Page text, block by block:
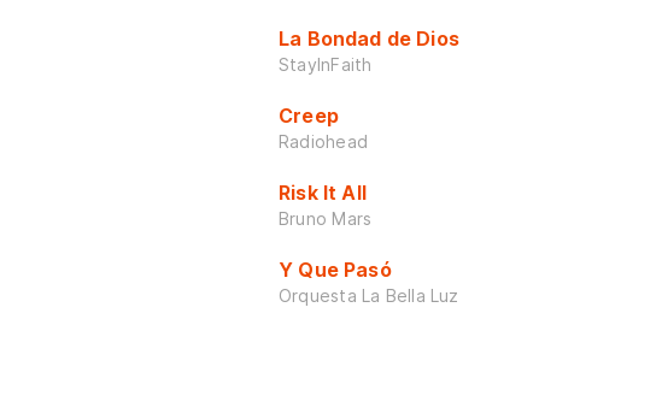
La Bondad de Dios
StayInFaith
Creep
Radiohead
Risk It All
Bruno Mars
Y Que Pasó
Orquesta La Bella Luz